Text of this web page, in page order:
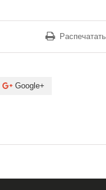
Распечатать
Google+